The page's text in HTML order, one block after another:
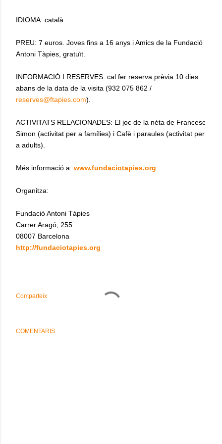
IDIOMA: català.
PREU: 7 euros. Joves fins a 16 anys i Amics de la Fundació
Antoni Tàpies, gratuït.
INFORMACIÓ I RESERVES: cal fer reserva prèvia 10 dies
abans de la data de la visita (932 075 862 /
reserves@ftapies.com).
ACTIVITATS RELACIONADES: El joc de la néta de Francesc
Simon (activitat per a famílies) i Cafè i paraules (activitat per
a adults).
Més informació a: www.fundaciotapies.org
Organitza:
Fundació Antoni Tàpies
Carrer Aragó, 255
08007 Barcelona
http://fundaciotapies.org
Comparteix
COMENTARIS